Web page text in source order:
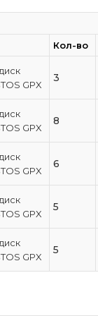
Кол-во
GPX
3
GPX
8
GPX
6
GPX
5
GPX
5